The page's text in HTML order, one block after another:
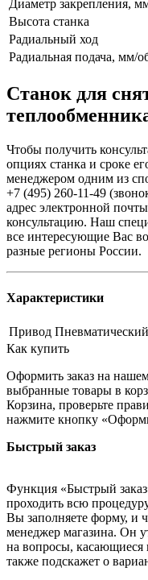
Диаметр закрепления,
Высота станка
Радиальный ход
Радиальная подача, мм/
Станок для
Чтобы получить
опциях станка и сроке
менеджером одним из
+7 (495) 260-11-49
адрес электронной почты
консультацию. Наш
все интересующие Вас
разные регионы России.
Характеристики
Привод
Как купить
Оформить заказ на
выбранные товары в
Корзина, проверьте
нажмите кнопку
Быстрый заказ
Функция «Быстрый
проходить всю
Вы заполняете форму, и
менеджер магазина. Он
на вопросы, касающиеся
также подскажет о